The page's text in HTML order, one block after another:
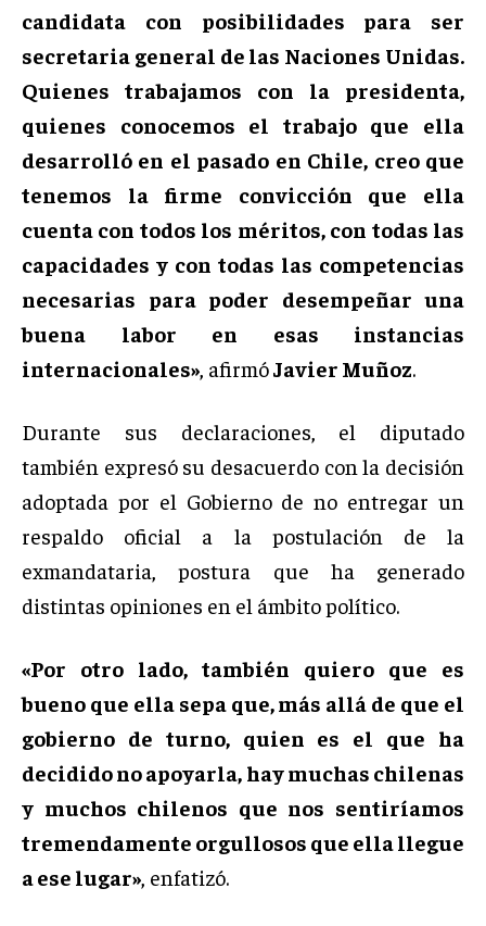
candidata con posibilidades para ser
secretaria general de las Naciones Unidas.
Quienes trabajamos con la presidenta,
quienes conocemos el trabajo que ella
desarrolló en el pasado en Chile, creo que
tenemos la firme convicción que ella
cuenta con todos los méritos, con todas las
capacidades y con todas las competencias
necesarias para poder desempeñar una
buena labor en esas instancias
internacionales» , afirmóJavier Muñoz.
Durante sus declaraciones, el diputado
también expresó su desacuerdo con la decisión
adoptada por el Gobierno de no entregar un
respaldo oficial a la postulación de la
exmandataria, postura que ha generado
distintas opiniones en el ámbito político.
«Por otro lado, también quiero que es
bueno que ella sepa que, más allá de que el
gobierno de turno, quien es el que ha
decidido no apoyarla, hay muchas chilenas
y muchos chilenos que nos sentiríamos
tremendamente orgullosos que ella llegue
a ese lugar» , enfatizó.